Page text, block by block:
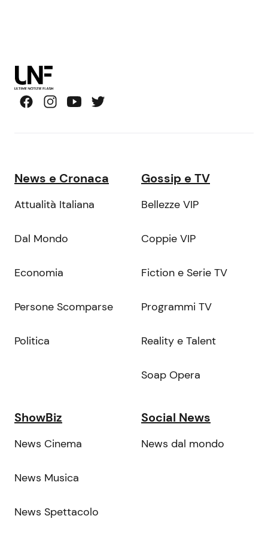
News e Cronaca
Attualità Italiana
Dal Mondo
Economia
Persone Scomparse
Politica
Gossip e TV
Bellezze VIP
Coppie VIP
Fiction e Serie TV
Programmi TV
Reality e Talent
Soap Opera
ShowBiz
News Cinema
News Musica
News Spettacolo
Social News
News dal mondo